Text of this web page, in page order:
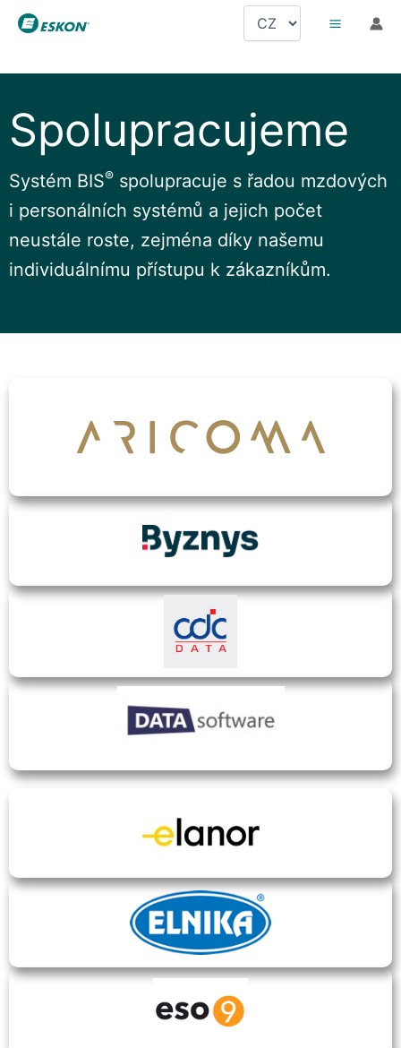
Přeskočit
Zvolte
jazyk
Spolupracujeme
Systém BIS® spolupracuje s řadou mzdových
i personálních systémů a jejich počet
neustále roste, zejména díky našemu
individuálnímu přístupu k zákazníkům.